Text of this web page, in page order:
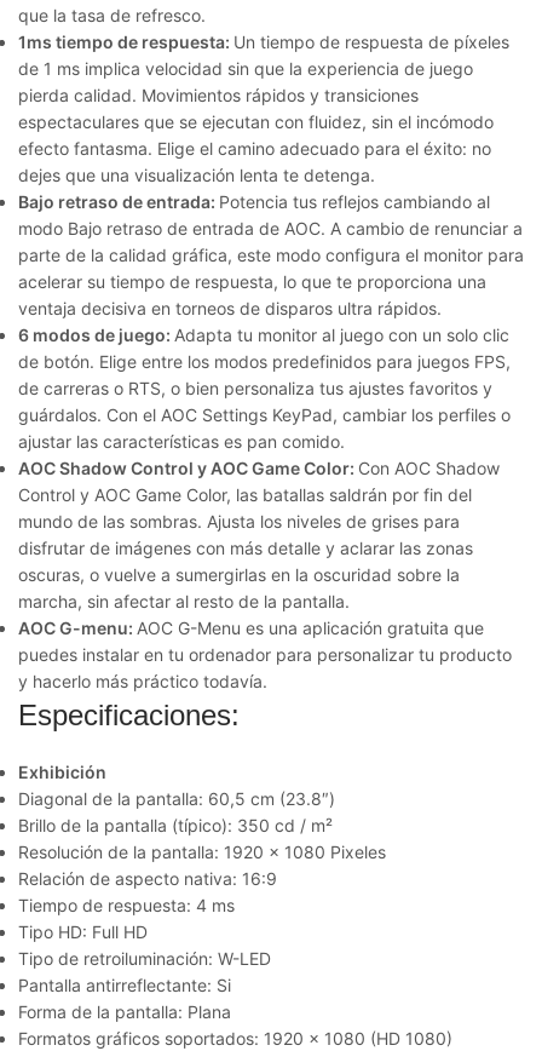
que la tasa de refresco.
1ms tiempo de respuesta: Un tiempo de respuesta de píxeles
de 1 ms implica velocidad sin que la experiencia de juego
pierda calidad. Movimientos rápidos y transiciones
espectaculares que se ejecutan con fluidez, sin el incómodo
efecto fantasma. Elige el camino adecuado para el éxito: no
dejes que una visualización lenta te detenga.
Bajo retraso de entrada: Potencia tus reflejos cambiando al
modo Bajo retraso de entrada de AOC. A cambio de renunciar a
parte de la calidad gráfica, este modo configura el monitor para
acelerar su tiempo de respuesta, lo que te proporciona una
ventaja decisiva en torneos de disparos ultra rápidos.
6 modos de juego: Adapta tu monitor al juego con un solo clic
de botón. Elige entre los modos predefinidos para juegos FPS,
de carreras o RTS, o bien personaliza tus ajustes favoritos y
guárdalos. Con el AOC Settings KeyPad, cambiar los perfiles o
ajustar las características es pan comido.
AOC Shadow Control y AOC Game Color: Con AOC Shadow
Control y AOC Game Color, las batallas saldrán por fin del
mundo de las sombras. Ajusta los niveles de grises para
disfrutar de imágenes con más detalle y aclarar las zonas
oscuras, o vuelve a sumergirlas en la oscuridad sobre la
marcha, sin afectar al resto de la pantalla.
AOC G-menu: AOC G-Menu es una aplicación gratuita que
puedes instalar en tu ordenador para personalizar tu producto
y hacerlo más práctico todavía.
Especificaciones:
Exhibición
Diagonal de la pantalla: 60,5 cm (23.8″)
Brillo de la pantalla (típico): 350 cd / m²
Resolución de la pantalla: 1920 x 1080 Pixeles
Relación de aspecto nativa: 16:9
Tiempo de respuesta: 4 ms
Tipo HD: Full HD
Tipo de retroiluminación: W-LED
Pantalla antirreflectante: Si
Forma de la pantalla: Plana
Formatos gráficos soportados: 1920 x 1080 (HD 1080)